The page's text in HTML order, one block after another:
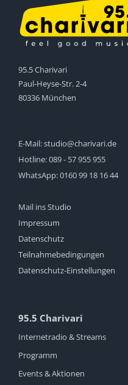
95.5 Charivari
Paul-Heyse-Str. 2-4
80336 München
E-Mail:studio@charivari.de
Hotline:089 - 57 955 955
WhatsApp:0160 99 18 16 44
Mail ins Studio
Impressum
Datenschutz
Teilnahmebedingungen
Datenschutz-Einstellungen
95.5 Charivari
Internetradio & Streams
Programm
Events & Aktionen